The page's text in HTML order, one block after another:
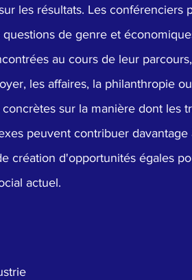
les résultats. Les conférenciers
de genre et
au cours de leur
les affaires, la philanthropie
sur la manière dont les
peuvent contribuer
création d'opportunités égales
actuel.